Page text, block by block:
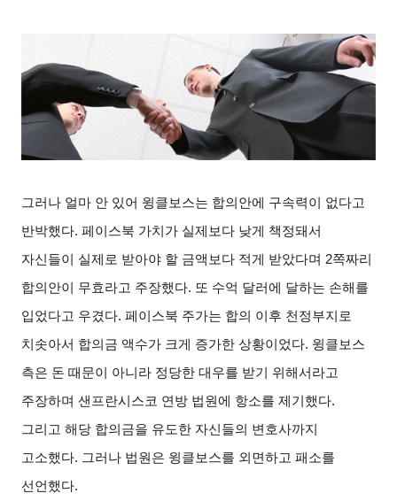
그러나 얼마 안 있어 윙클보스는 합의안에 구속력이 없다고
반박했다. 페이스북 가치가 실제보다 낮게 책정돼서
자신들이 실제로 받아야 할 금액보다 적게 받았다며 2쪽짜리
합의안이 무효라고 주장했다. 또 수억 달러에 달하는 손해를
입었다고 우겼다. 페이스북 주가는 합의 이후 천정부지로
치솟아서 합의금 액수가 크게 증가한 상황이었다. 윙클보스
측은 돈 때문이 아니라 정당한 대우를 받기 위해서라고
주장하며 샌프란시스코 연방 법원에 항소를 제기했다.
그리고 해당 합의금을 유도한 자신들의 변호사까지
고소했다. 그러나 법원은 윙클보스를 외면하고 패소를
선언했다.